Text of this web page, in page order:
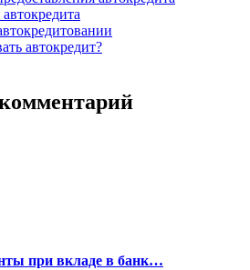
автокредит?
при вкладе в банк…